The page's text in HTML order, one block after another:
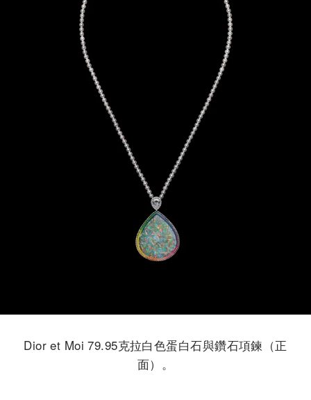
Dior et Moi 79.95克拉白色蛋白石與鑽石項鍊（正
面）。